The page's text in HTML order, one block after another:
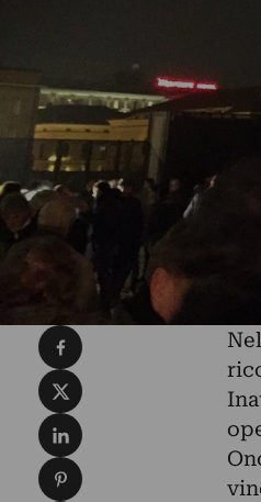
Condividi su
Condividi su X
Condividi su
Condividi su